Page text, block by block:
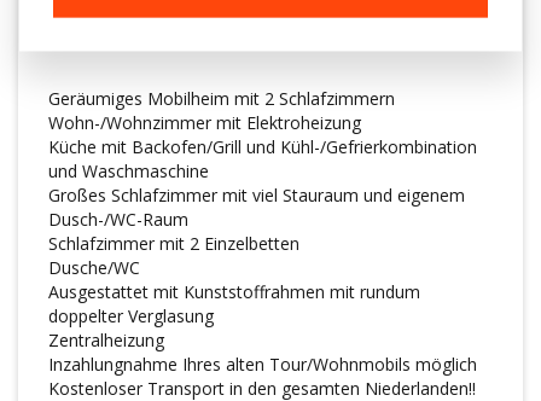
Geräumiges Mobilheim mit 2 Schlafzimmern
Wohn-/Wohnzimmer mit Elektroheizung
Küche mit Backofen/Grill und Kühl-/Gefrierkombination
und Waschmaschine
Großes Schlafzimmer mit viel Stauraum und eigenem
Dusch-/WC-Raum
Schlafzimmer mit 2 Einzelbetten
Dusche/WC
Ausgestattet mit Kunststoffrahmen mit rundum
doppelter Verglasung
Zentralheizung
Inzahlungnahme Ihres alten Tour/Wohnmobils möglich
Kostenloser Transport in den gesamten Niederlanden!!